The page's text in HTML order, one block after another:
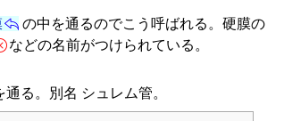
の中を通るのでこう呼ばれる。硬膜の
などの名前がつけられている。
通る。別名 シュレム管。